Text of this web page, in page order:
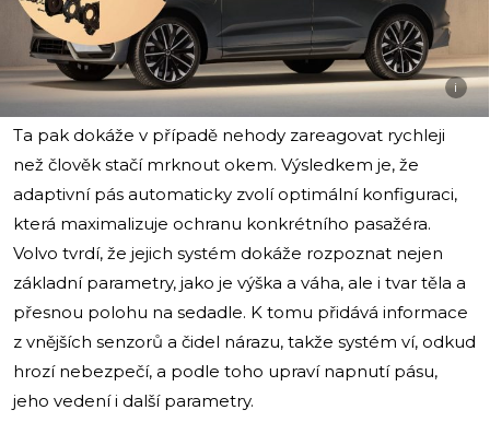
i
Ta pak dokáže v případě nehody zareagovat rychleji
než člověk stačí mrknout okem. Výsledkem je, že
adaptivní pás automaticky zvolí optimální konfiguraci,
která maximalizuje ochranu konkrétního pasažéra.
Volvo tvrdí, že jejich systém dokáže rozpoznat nejen
základní parametry, jako je výška a váha, ale i tvar těla a
přesnou polohu na sedadle. K tomu přidává informace
z vnějších senzorů a čidel nárazu, takže systém ví, odkud
hrozí nebezpečí, a podle toho upraví napnutí pásu,
jeho vedení i další parametry.